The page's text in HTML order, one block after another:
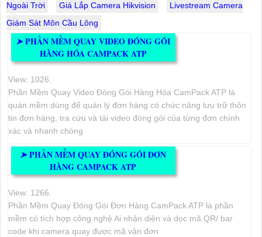
Ngoài Trời
Giá Lắp Camera Hikvision
Livestream Camera
Giám Sát Môn Cầu Lông
➤PHẦN MỀM QUAY VIDEO ĐÓNG GÓI
HÀNG HÓA CAMPACK ATP
View: 1026.
Phần Mềm Quay Video Đóng Gói Hàng Hóa CamPack ATP là
quàn mềm dùng để quản lý đơn hàng có chức năng lưu trữ thôn
tin đơn hàng, tra cứu và tải video đóng gói của từng đơn chính
xác và nhanh chóng
➤PHẦN MỀM QUAY ĐÓNG GÓI ĐƠN
HÀNG CAMPACK ATP
View: 1266.
Phần Mềm Quay Đóng Gói Đơn Hàng CamPack ATP là phần
mềm có tích hợp công nghệ Ai nhận diện và dọc mã QR/ bar
code khi camera quay được mã vận đơn